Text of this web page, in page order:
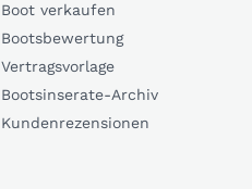
Boot verkaufen
Bootsbewertung
Vertragsvorlage
Bootsinserate-Archiv
Kundenrezensionen